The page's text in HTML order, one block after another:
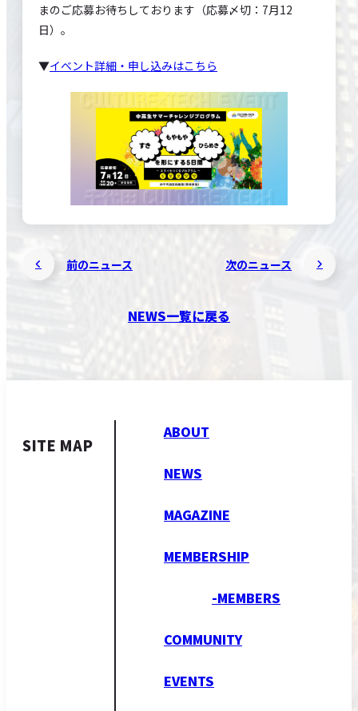
まのご応募お待ちしております（応募〆切：7月12
日）。
▼イベント詳細・申し込みはこちら
前のニュース 次のニュース
NEWS一覧に戻る
SITE MAP
ABOUT
NEWS
MAGAZINE
MEMBERSHIP
-MEMBERS
COMMUNITY
EVENTS